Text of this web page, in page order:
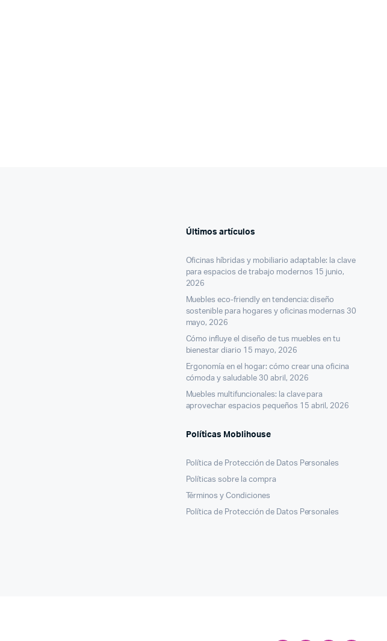
Últimos artículos
Oficinas híbridas y mobiliario adaptable: la clave
para espacios de trabajo modernos 15 junio,
2026
Muebles eco-friendly en tendencia: diseño
sostenible para hogares y oficinas modernas 30
mayo, 2026
Cómo influye el diseño de tus muebles en tu
bienestar diario 15 mayo, 2026
Ergonomía en el hogar: cómo crear una oficina
cómoda y saludable 30 abril, 2026
Muebles multifuncionales: la clave para
aprovechar espacios pequeños 15 abril, 2026
Políticas Moblihouse
Política de Protección de Datos Personales
Políticas sobre la compra
Términos y Condiciones
Política de Protección de Datos Personales